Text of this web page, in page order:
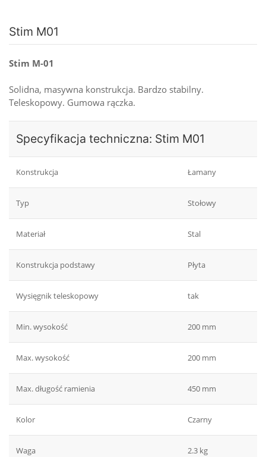
Stim M01
Stim M-01
Solidna, masywna konstrukcja. Bardzo stabilny.
Teleskopowy. Gumowa rączka.
Specyfikacja techniczna: Stim M01
Konstrukcja Łamany
Typ Stołowy
Materiał Stal
Konstrukcja podstawy Płyta
Wysięgnik teleskopowy tak
Min. wysokość 200 mm
Max. wysokość 200 mm
Max. długość ramienia 450 mm
Kolor Czarny
Waga 2.3 kg